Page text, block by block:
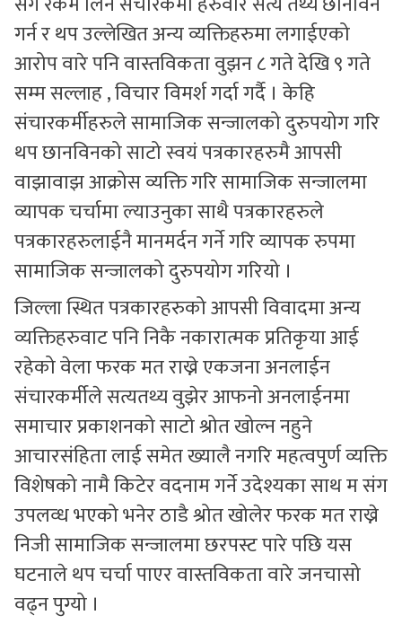
गर्न र थप उल्लेखित अन्य व्यक्तिहरुमा लगाईएको
आरोप वारे पनि वास्तविकता वुझन ८ गते देखि ९ गते
सम्म सल्लाह , विचार विमर्श गर्दा गर्दै । केहि
संचारकर्मीहरुले सामाजिक सन्जालको दुरुपयोग गरि
थप छानविनको साटो स्वयं पत्रकारहरुमै आपसी
वाझावाझ आक्रोस व्यक्ति गरि सामाजिक सन्जालमा
व्यापक चर्चामा ल्याउनुका साथै पत्रकारहरुले
पत्रकारहरुलाईनै मानमर्दन गर्ने गरि व्यापक रुपमा
सामाजिक सन्जालको दुरुपयोग गरियो ।
जिल्ला स्थित पत्रकारहरुको आपसी विवादमा अन्य
व्यक्तिहरुवाट पनि निकै नकारात्मक प्रतिकृया आई
रहेको वेला फरक मत राख्ने एकजना अनलाईन
संचारकर्मीले सत्यतथ्य वुझेर आफनो अनलाईनमा
समाचार प्रकाशनको साटो श्रोत खोल्न नहुने
आचारसंहिता लाई समेत ख्यालै नगरि महत्वपुर्ण व्यक्ति
विशेषको नामै किटेर वदनाम गर्ने उदेश्यका साथ म संग
उपलव्ध भएको भनेर ठाडै श्रोत खोलेर फरक मत राख्ने
निजी सामाजिक सन्जालमा छरपस्ट पारे पछि यस
घटनाले थप चर्चा पाएर वास्तविकता वारे जनचासो
वढ्न पुग्यो ।